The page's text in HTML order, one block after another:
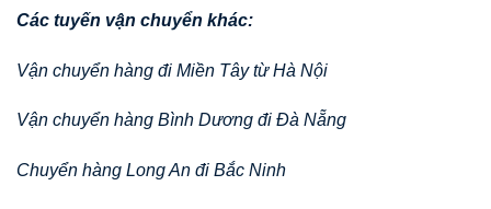
Các tuyến vận chuyển khác:
Vận chuyển hàng đi Miền Tây từ Hà Nội
Vận chuyển hàng Bình Dương đi Đà Nẵng
Chuyển hàng Long An đi Bắc Ninh